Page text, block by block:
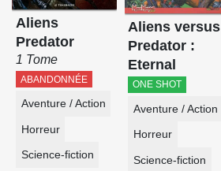
Aliens
Predator
1 Tome
ABANDONNÉE
Aventure / Action
Horreur
Science-fiction
Aliens versus
Predator :
Eternal
ONE SHOT
Aventure / Action
Horreur
Science-fiction